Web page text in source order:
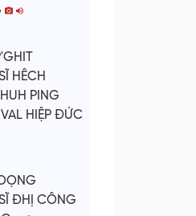
HÊCH
PING
HIỆP ĐỨC
SĨ ĐHỊ CÔNG